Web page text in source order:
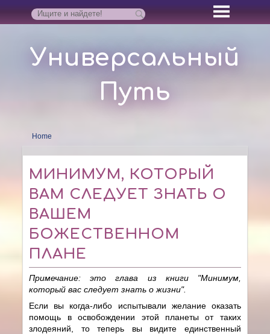
Универсальный
Путь
Home
МИНИМУМ, КОТОРЫЙ
ВАМ СЛЕДУЕТ ЗНАТЬ О
ВАШЕМ
БОЖЕСТВЕННОМ
ПЛАНЕ
Примечание: это глава из книги "Минимум,
который вас следует знать о жизни".
Если вы когда-либо испытывали желание оказать
помощь в освобождении этой планеты от таких
злодеяний, то теперь вы видите единственный